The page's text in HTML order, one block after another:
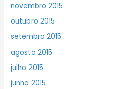
novembro 2015
outubro 2015
setembro 2015
agosto 2015
julho 2015
junho 2015